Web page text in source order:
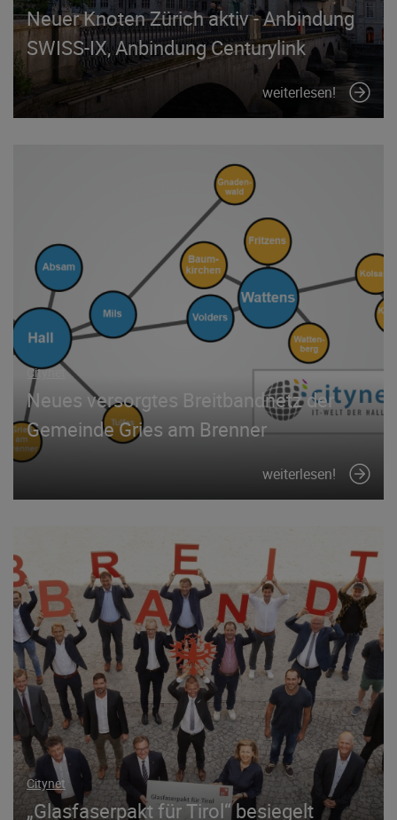
Neuer Knoten Zürich aktiv - Anbindung
SWISS-IX, Anbindung Centurylink
weiterlesen!
Citynet
Neues versorgtes Breitbandnetz der
Gemeinde Gries am Brenner
weiterlesen!
Citynet
„Glasfaserpakt für Tirol“ besiegelt